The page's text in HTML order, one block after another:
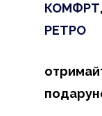
КОМФРТ,
РЕТРО